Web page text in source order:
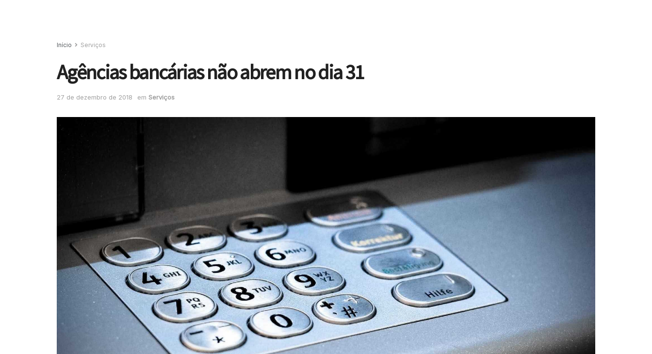
Início Serviços
Agências bancárias não abrem no dia 31
27 de dezembro de 2018 em Serviços